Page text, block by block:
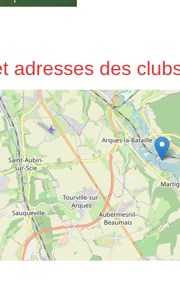
adresses des